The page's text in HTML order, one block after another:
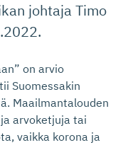
johtaja Timo
on arvio
Suomessakin
Maailmantalouden
arvoketjuja tai
vaikka korona ja